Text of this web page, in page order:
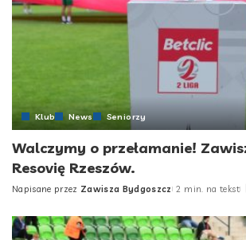
Klub News Seniorzy
Walczymy o przełamanie!
Resovię Rzeszów.
Posted
Napisane przez Zawisza Bydgoszcz 2 min. na tekst